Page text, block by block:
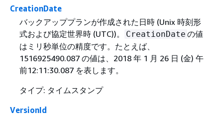
CreationDate
バックアッププランが作成された日時 (Unix 時刻形
式および協定世界時 (UTC))。
CreationDate の値
はミリ秒単位の精度です。たとえば、
1516925490.087 の値は、2018 年 1 月 26 日 (金) 午
前12:11:30.087 を表します。
タイプ: タイムスタンプ
VersionId